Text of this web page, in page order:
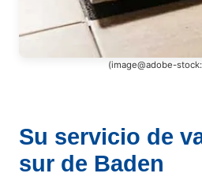
(image@adobe-
Su servicio de
sur de Baden